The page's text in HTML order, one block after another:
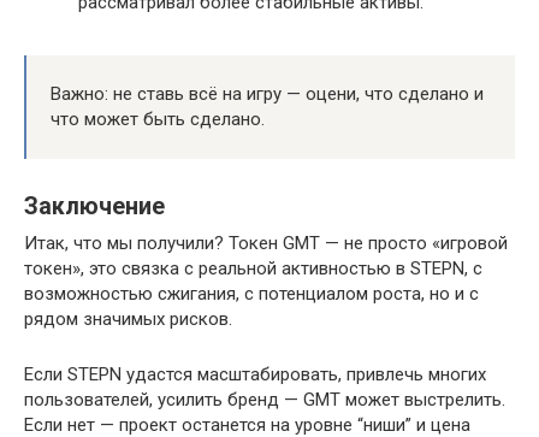
Важно: не ставь всё на игру — оцени, что сделано и
что может быть сделано.
Заключение
Итак, что мы получили? Токен GMT — не просто «игровой
токен», это связка с реальной активностью в STEPN, с
возможностью сжигания, с потенциалом роста, но и с
рядом значимых рисков.
Если STEPN удастся масштабировать, привлечь многих
пользователей, усилить бренд — GMT может выстрелить.
Если нет — проект останется на уровне “ниши” и цена